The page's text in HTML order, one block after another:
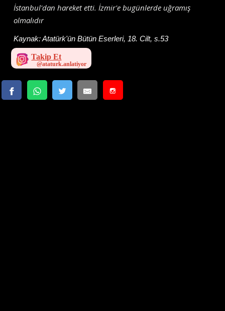
İstanbul'dan hareket etti. İzmir'e bugünlerde uğramış
olmalıdır
Kaynak:Atatürk'ün Bütün Eserleri, 18. Cilt, s.53
Takip Et